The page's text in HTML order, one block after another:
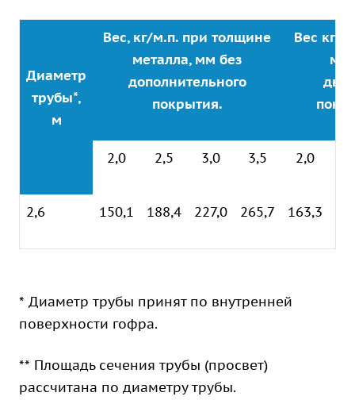
Диаметр
трубы*,
м
Вес, кг/м.п. при толщине
металла, мм без
дополнительного
покрытия.
Вес кг/
2,0 2,5 3,0 3,5 2,0
2,6 150,1 188,4 227,0 265,7 163,3
* Диаметр трубы принят по внутренней
поверхности гофра.
** Площадь сечения трубы (просвет)
рассчитана по диаметру трубы.